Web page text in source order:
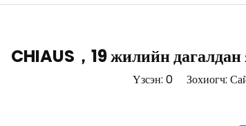
CHIAUS，19 жилийн дагалдан
Үзсэн: 0Зохиогч: